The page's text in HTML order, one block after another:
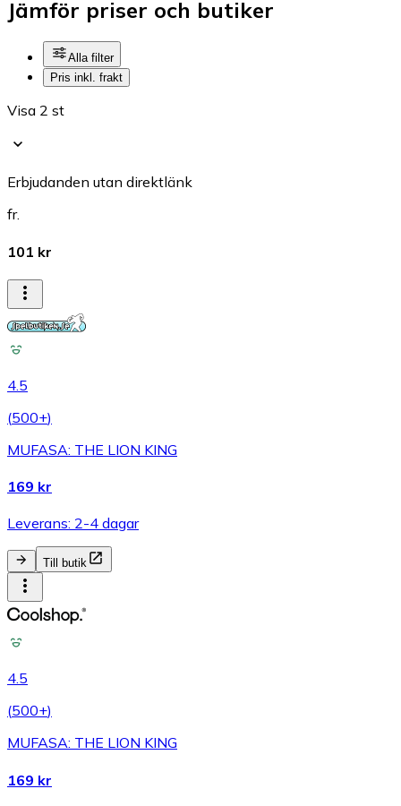
Jämför priser och butiker
Alla filter
Pris inkl. frakt
Visa 2 st
Erbjudanden utan direktlänk
fr.
101 kr
4.5
(500+)
MUFASA: THE LION KING
169 kr
Leverans: 2-4 dagar
Till butik
4.5
(500+)
MUFASA: THE LION KING
169 kr